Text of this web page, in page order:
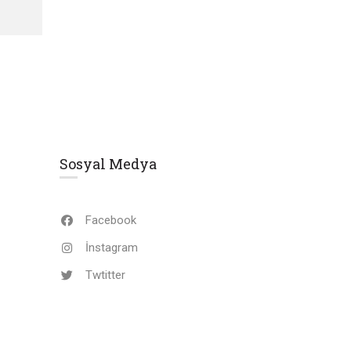
Sosyal Medya
Facebook
İnstagram
Twtitter